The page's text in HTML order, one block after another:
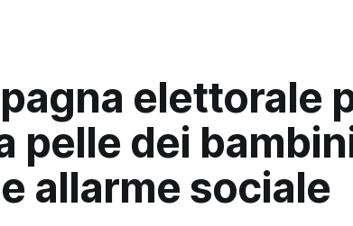
elettorale
pelle dei
allarme sociale